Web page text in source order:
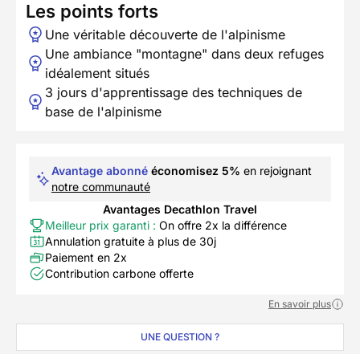
Les points forts
Une véritable découverte de l'alpinisme
Une ambiance "montagne" dans deux refuges
idéalement situés
3 jours d'apprentissage des techniques de
base de l'alpinisme
Avantage abonné économisez 5% en rejoignant
notre communauté
Avantages Decathlon Travel
Meilleur prix garanti : On offre 2x la différence
Annulation gratuite à plus de 30j
Paiement en 2x
Contribution carbone offerte
En savoir plus
UNE QUESTION ?